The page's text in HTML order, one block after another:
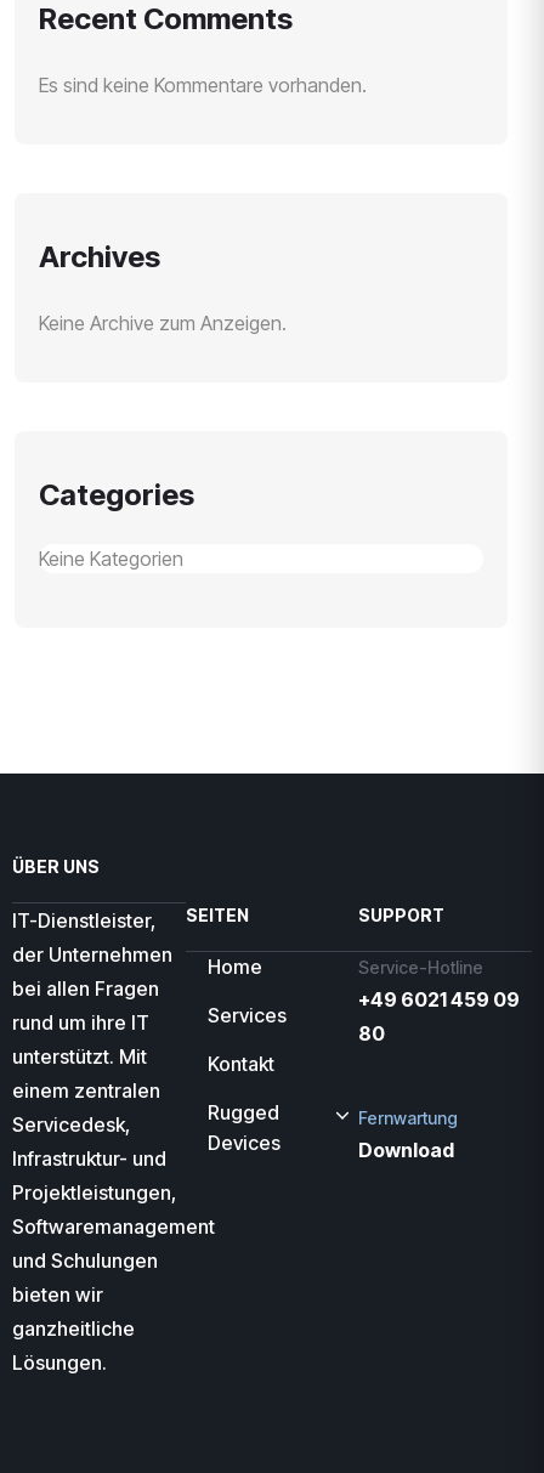
Recent Comments
Es sind keine Kommentare vorhanden.
Archives
Keine Archive zum Anzeigen.
Categories
Keine Kategorien
ÜBER UNS
IT-Dienstleister,
der Unternehmen
bei allen Fragen
rund um ihre IT
unterstützt. Mit
einem zentralen
Servicedesk,
Infrastruktur- und
Projektleistungen,
Softwaremanagement
und Schulungen
bieten wir
ganzheitliche
Lösungen.
SEITEN
Home
Services
Kontakt
Rugged
Devices
SUPPORT
Service-Hotline
+49 6021 459 09
80
Fernwartung
Download